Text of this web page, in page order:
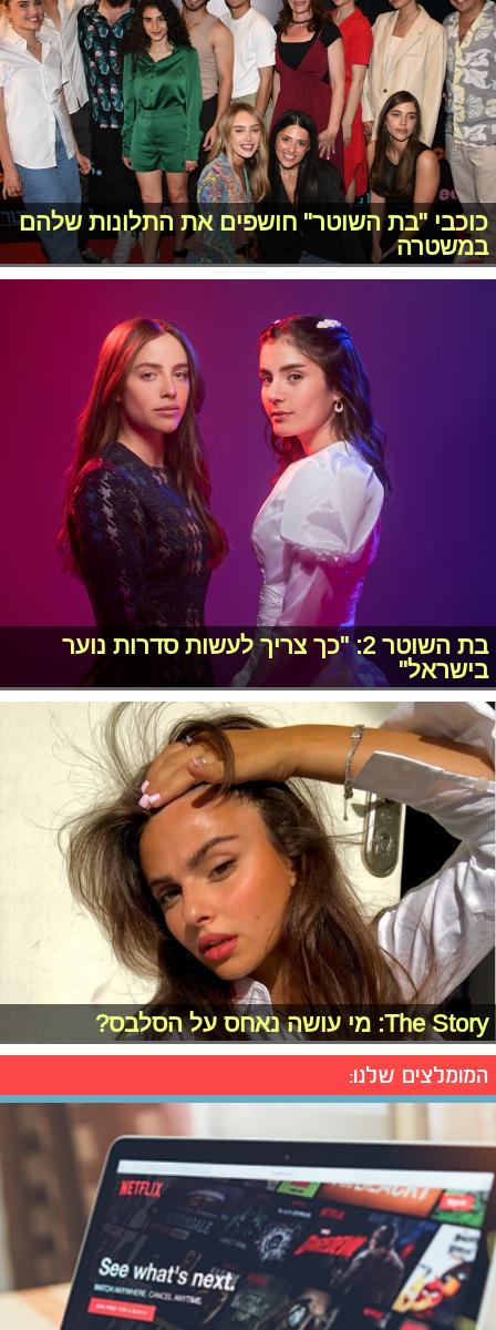
כוכבי "בת השוטר" חושפים את התלונות שלהם
במשטרה
בת השוטר 2: "כך צריך לעשות סדרות נוער
בישראל"
The Story: מי עושה נאחס על הסלבס?
המומלצים שלנו: